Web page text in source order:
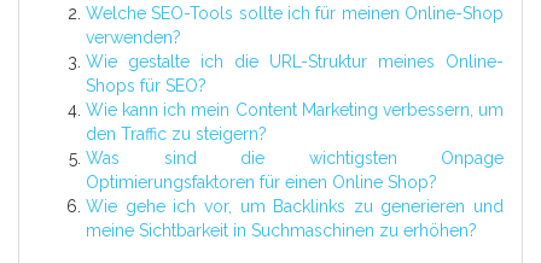
Welche SEO-Tools sollte ich für meinen Online-Shop
verwenden?
Wie gestalte ich die URL-Struktur meines Online-
Shops für SEO?
Wie kann ich mein Content Marketing verbessern, um
den Traffic zu steigern?
Was sind die wichtigsten Onpage
Optimierungsfaktoren für einen Online Shop?
Wie gehe ich vor, um Backlinks zu generieren und
meine Sichtbarkeit in Suchmaschinen zu erhöhen?